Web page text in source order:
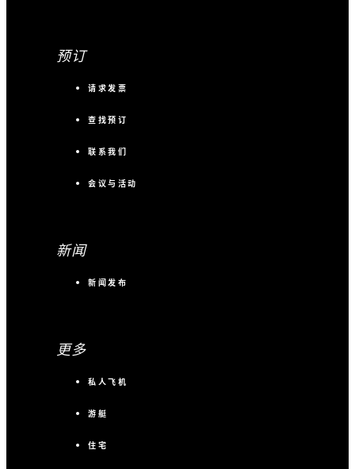
预订
请求发票
查找预订
联系我们
会议与活动
新闻
新闻发布
更多
私人飞机
游艇
住宅